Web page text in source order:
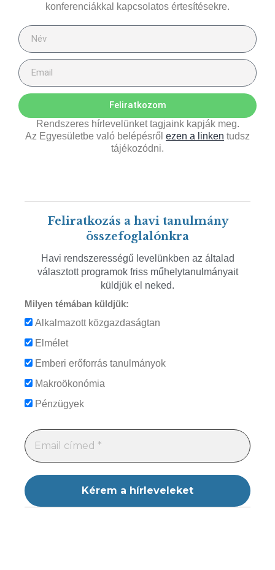
konferenciákkal kapcsolatos értesítésekre.
Feliratkozom
Rendszeres hírlevelünket tagjaink kapják meg.
Az Egyesületbe való belépésről ezen a linken tudsz
tájékozódni.
Feliratkozás a havi tanulmány
összefoglalónkra
Havi rendszerességű levelünkben az általad
választott programok friss műhelytanulmányait
küldjük el neked.
Milyen témában küldjük:
Alkalmazott közgazdaságtan
Elmélet
Emberi erőforrás tanulmányok
Makroökonómia
Pénzügyek